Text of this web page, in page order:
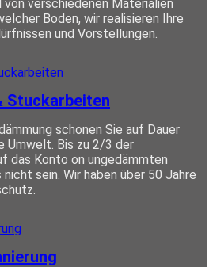
von verschiedenen Materialien
Boden, wir realisieren Ihre
und Vorstellungen.
Stuckarbeiten
schonen Sie auf Dauer
Umwelt. Bis zu 2/3 der
das Konto on ungedämmten
sein. Wir haben über 50 Jahre